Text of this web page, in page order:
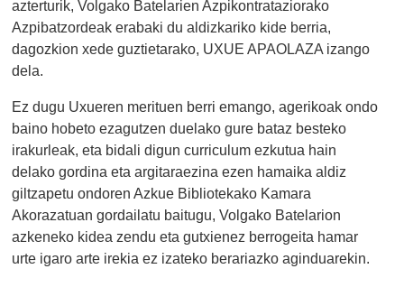
azterturik, Volgako Batelarien Azpikontrataziorako
Azpibatzordeak erabaki du aldizkariko kide berria,
dagozkion xede guztietarako, UXUE APAOLAZA izango
dela.
Ez dugu Uxueren merituen berri emango, agerikoak ondo
baino hobeto ezagutzen duelako gure bataz besteko
irakurleak, eta bidali digun curriculum ezkutua hain
delako gordina eta argitaraezina ezen hamaika aldiz
giltzapetu ondoren Azkue Bibliotekako Kamara
Akorazatuan gordailatu baitugu, Volgako Batelarion
azkeneko kidea zendu eta gutxienez berrogeita hamar
urte igaro arte irekia ez izateko berariazko aginduarekin.